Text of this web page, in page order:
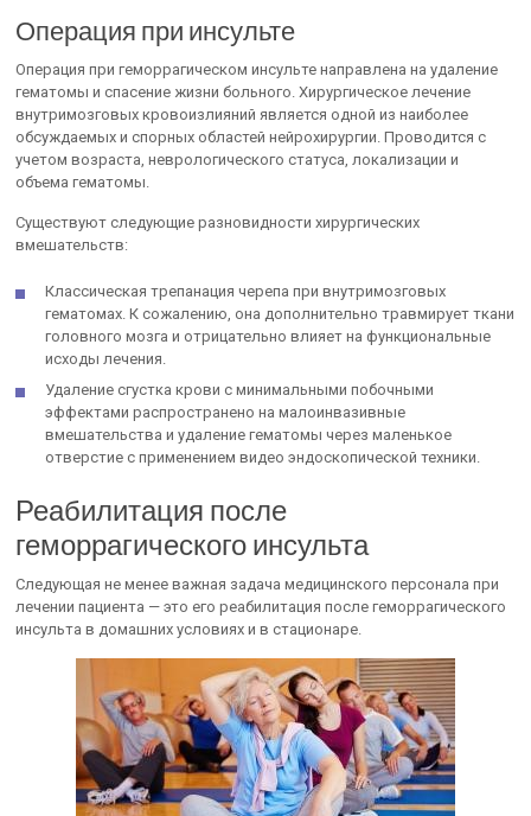
Операция при инсульте
Операция при геморрагическом инсульте направлена на удаление
гематомы и спасение жизни больного. Хирургическое лечение
внутримозговых кровоизлияний является одной из наиболее
обсуждаемых и спорных областей нейрохирургии. Проводится с
учетом возраста, неврологического статуса, локализации и
объема гематомы.
Существуют следующие разновидности хирургических
вмешательств:
Классическая трепанация черепа при внутримозговых
гематомах. К сожалению, она дополнительно травмирует ткани
головного мозга и отрицательно влияет на функциональные
исходы лечения.
Удаление сгустка крови с минимальными побочными
эффектами распространено на малоинвазивные
вмешательства и удаление гематомы через маленькое
отверстие с применением видео эндоскопической техники.
Реабилитация после
геморрагического инсульта
Следующая не менее важная задача медицинского персонала при
лечении пациента — это его реабилитация после геморрагического
инсульта в домашних условиях и в стационаре.